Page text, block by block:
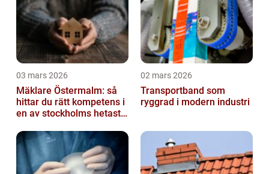
03 mars 2026
Mäklare Östermalm: så
hittar du rätt kompetens i
en av stockholms hetaste
02 mars 2026
Transportband som
ryggrad i modern industri